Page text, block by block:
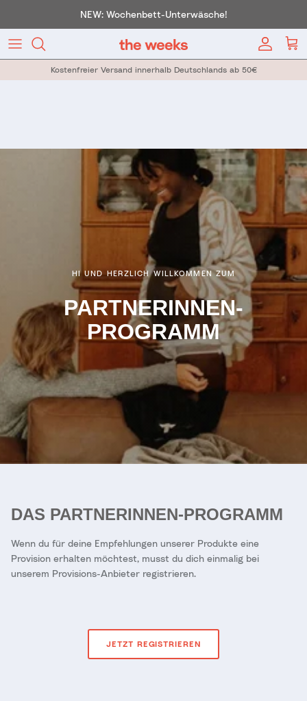
NEW: Wochenbett-Unterwäsche!
Konto
Kostenfreier Versand innerhalb Deutschlands ab 50€
HI UND HERZLICH WILLKOMMEN ZUM
PARTNERINNEN-
PROGRAMM
DAS PARTNERINNEN-PROGRAMM
Wenn du für deine Empfehlungen unserer Produkte eine
Provision erhalten möchtest, musst du dich einmalig bei
unserem Provisions-Anbieter registrieren.
JETZT REGISTRIEREN